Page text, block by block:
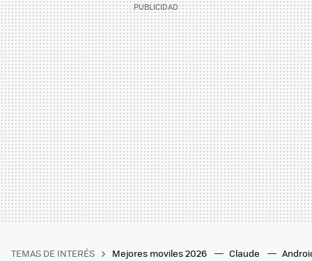
TEMAS DE INTERÉS Mejores moviles 2026 Claude